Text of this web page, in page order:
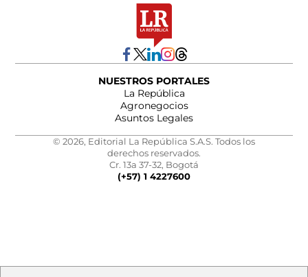
NUESTROS PORTALES
La República
Agronegocios
Asuntos Legales
© 2026, Editorial La República S.A.S. Todos los
derechos reservados.
Cr. 13a 37-32, Bogotá
(+57) 1 4227600